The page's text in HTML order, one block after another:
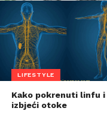
LIFESTYLE
Kako pokrenuti linfu i
izbjeći otoke